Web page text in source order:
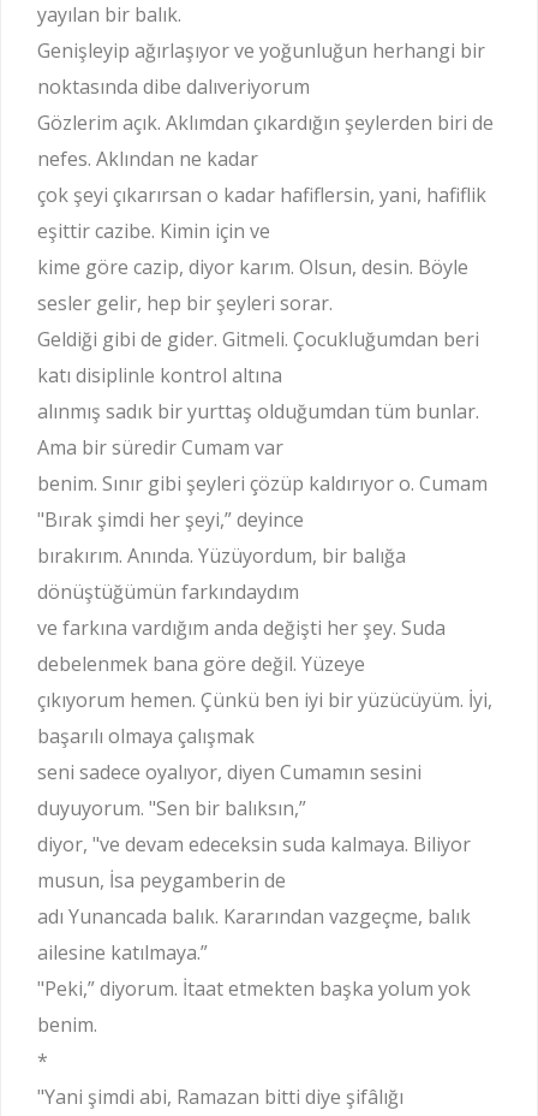
yayılan bir balık.
Genişleyip ağırlaşıyor ve yoğunluğun herhangi bir
noktasında dibe dalıveriyorum
Gözlerim açık. Aklımdan çıkardığın şeylerden biri de
nefes. Aklından ne kadar
çok şeyi çıkarırsan o kadar hafiflersin, yani, hafiflik
eşittir cazibe. Kimin için ve
kime göre cazip, diyor karım. Olsun, desin. Böyle
sesler gelir, hep bir şeyleri sorar.
Geldiği gibi de gider. Gitmeli. Çocukluğumdan beri
katı disiplinle kontrol altına
alınmış sadık bir yurttaş olduğumdan tüm bunlar.
Ama bir süredir Cumam var
benim. Sınır gibi şeyleri çözüp kaldırıyor o. Cumam
"Bırak şimdi her şeyi,” deyince
bırakırım. Anında. Yüzüyordum, bir balığa
dönüştüğümün farkındaydım
ve farkına vardığım anda değişti her şey. Suda
debelenmek bana göre değil. Yüzeye
çıkıyorum hemen. Çünkü ben iyi bir yüzücüyüm. İyi,
başarılı olmaya çalışmak
seni sadece oyalıyor, diyen Cumamın sesini
duyuyorum. "Sen bir balıksın,”
diyor, "ve devam edeceksin suda kalmaya. Biliyor
musun, İsa peygamberin de
adı Yunancada balık. Kararından vazgeçme, balık
ailesine katılmaya.”
"Peki,” diyorum. İtaat etmekten başka yolum yok
benim.
*
"Yani şimdi abi, Ramazan bitti diye şifâlığı